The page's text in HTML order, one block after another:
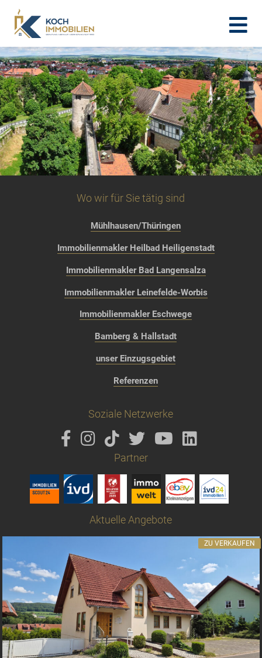
Wo wir für Sie tätig sind
Mühlhausen/Thüringen
Immobilienmakler Heilbad Heiligenstadt
Immobilienmakler Bad Langensalza
Immobilienmakler Leinefelde-Worbis
Immobilienmakler Eschwege
Bamberg & Hallstadt
unser Einzugsgebiet
Referenzen
Soziale Netzwerke
Partner
Aktuelle Angebote
ZU VERKAUFEN